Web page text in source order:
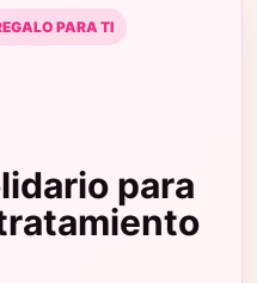
PARA TI
para